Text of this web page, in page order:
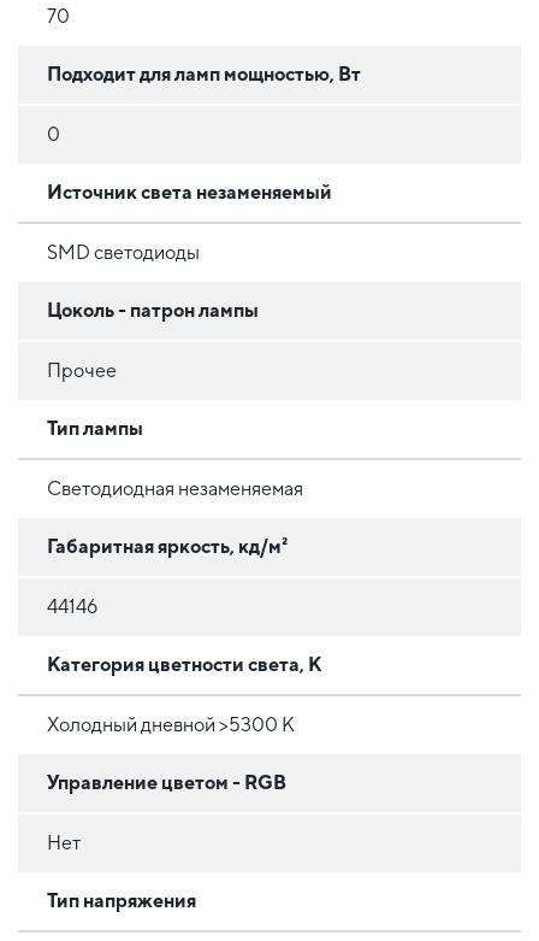
70
Подходит для ламп мощностью, Вт
0
Источник света незаменяемый
SMD светодиоды
Цоколь - патрон лампы
Прочее
Тип лампы
Светодиодная незаменяемая
Габаритная яркость, кд/м²
44146
Категория цветности света, К
Холодный дневной >5300 К
Управление цветом - RGB
Нет
Тип напряжения